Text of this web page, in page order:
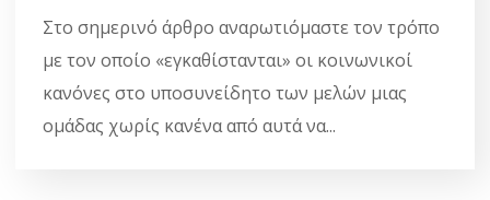
Στο σημερινό άρθρο αναρωτιόμαστε τον τρόπο
με τον οποίο «εγκαθίστανται» οι κοινωνικοί
κανόνες στο υποσυνείδητο των μελών μιας
ομάδας χωρίς κανένα από αυτά να...